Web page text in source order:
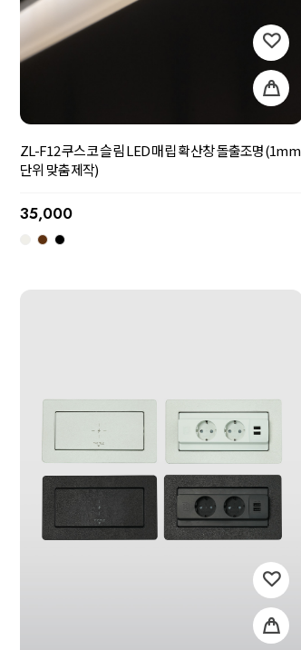
ZL-F12 쿠스코 슬림 LED 매립 확산창 돌출조명(1mm
단위 맞춤제작)
35,000